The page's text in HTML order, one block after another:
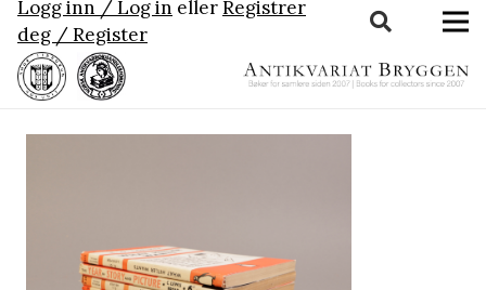
Logg inn / Log in ellerRegistrer
deg / Register